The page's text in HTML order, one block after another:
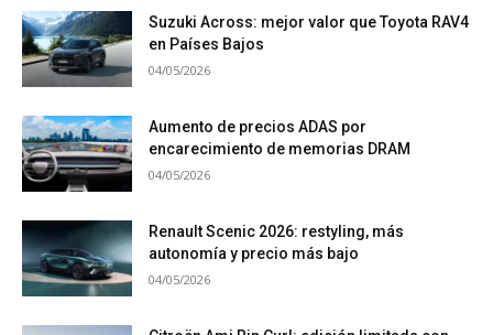
Suzuki Across: mejor valor que Toyota RAV4
en Países Bajos
04/05/2026
Aumento de precios ADAS por
encarecimiento de memorias DRAM
04/05/2026
Renault Scenic 2026: restyling, más
autonomía y precio más bajo
04/05/2026